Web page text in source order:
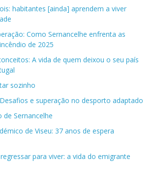
habitantes [ainda] aprendem a viver
Como Sernancelhe enfrenta as
de 2025
A vida de quem deixou o seu país
sozinho
e superação no desporto adaptado
de Sernancelhe
de Viseu: 37 anos de espera
para viver: a vida do emigrante